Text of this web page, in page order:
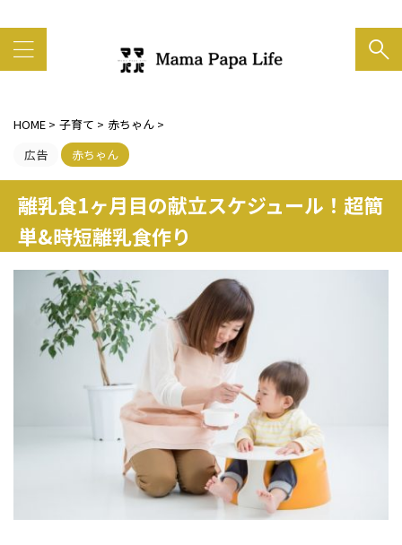
HOME > 子育て > 赤ちゃん >
広告
赤ちゃん
離乳食1ヶ月目の献立スケジュール！超簡
単&時短離乳食作り